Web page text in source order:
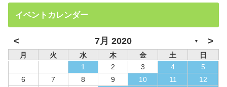
イベントカレンダー
< 7月 2020 ▼ >
月 火 水 木 金 土
日
1
2 3 4
5
6
7 8 9 10 11
12